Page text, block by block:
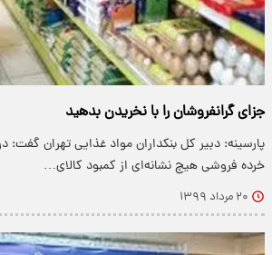
جزای گرانفروشان را با نخریدن بدهید
پارسینه: دبیر کل بنکداران مواد غذایی تهران گفت: در
خرده فروشی هیچ نشانه‌ای از کمبود کالای…
۲۰ مرداد ۱۳۹۹